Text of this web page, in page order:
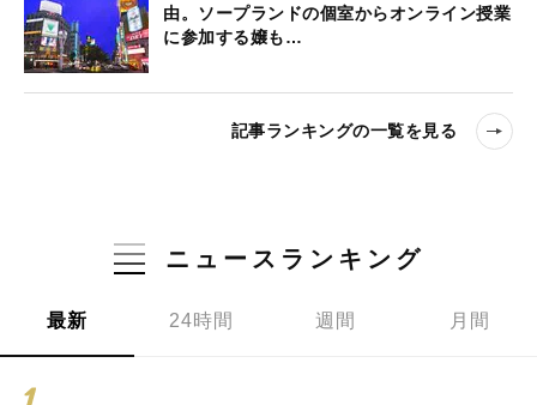
由。ソープランドの個室からオンライン授業
に参加する嬢も…
記事ランキングの一覧を見る
ニュースランキング
最新 24時間 週間 月間